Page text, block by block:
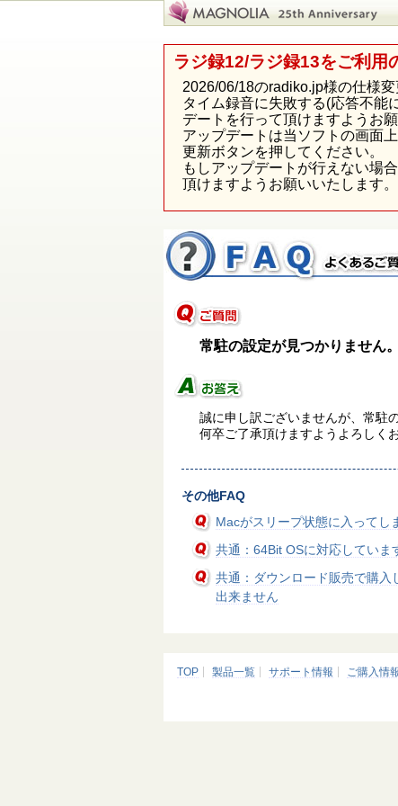
ラジ録12/ラジ録13をご利用
2026/06/18のradiko.jp様の仕様
タイム録音に失敗する(応答不能
デートを行って頂けますようお願
アップデートは当ソフトの画面
更新ボタンを押してください。
もしアップデートが行えない場
頂けますようお願いいたします。
常駐の設定が見つかりません
誠に申し訳ございませんが、常駐
何卒ご了承頂けますようよろしく
その他FAQ
Macがスリープ状態に入ってし
共通：64Bit OSに対応していま
共通：ダウンロード販売で購
出来ません
TOP 製品一覧 サポート情報 ご購入情